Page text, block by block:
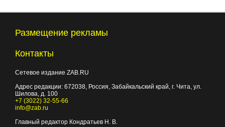
Размещение рекламы
Контакты
Сетевое издание ZAB.RU
Адрес редакции: 672038, Россия, Забайкальский край, г. Чита, ул.
Шилова, д. 100
+7 (3022) 32-55-66
info@zab.ru
Главный редактор Кондратьев Н. В.